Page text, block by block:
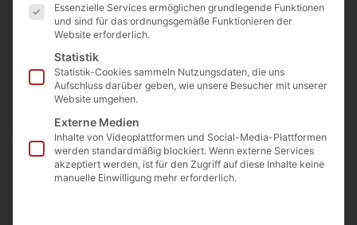
Beschreibung
Ein dunkler Diabas mit glatter Bruchkante besticht durch
seine tiefe, satte Farbe und die präzise, saubere
Bruchlinie. Die glatte Kante kontrastiert wirkungsvoll mit
Essenzielle Services ermöglichen grundlegende Funktionen
und sind für das ordnungsgemäße Funktionieren der
Website erforderlich.
Statistik
Statistik-Cookies sammeln Nutzungsdaten, die uns
Aufschluss darüber geben, wie unsere Besucher mit unserer
Website umgehen.
Externe Medien
Inhalte von Videoplattformen und Social-Media-Plattformen
werden standardmäßig blockiert. Wenn externe Services
akzeptiert werden, ist für den Zugriff auf diese Inhalte keine
manuelle Einwilligung mehr erforderlich.